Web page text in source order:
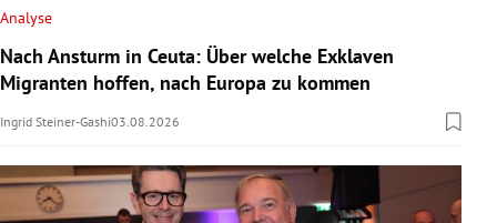
Analyse
Nach Ansturm in Ceuta: Über welche Exklaven
Migranten hoffen, nach Europa zu kommen
Ingrid Steiner-Gashi03.08.2026